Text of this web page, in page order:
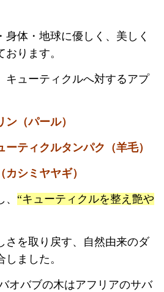
体・地球に優しく、美しく
ります。
キューティクルへ対するアプ
（パール）
ティクルタンパク（羊毛）
シミヤヤギ）
“キューティクルを整え艶や
さを取り戻す、自然由来のダ
ました。
オバブの木はアフリアのサバ